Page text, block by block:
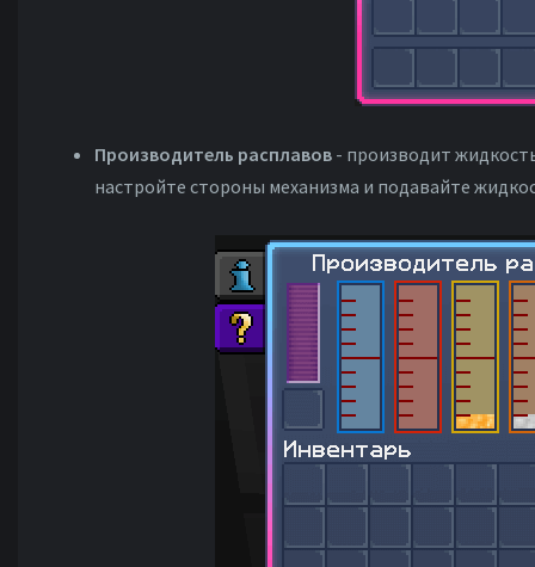
Производитель расплавов - производит
настройте стороны механизма и подавайте